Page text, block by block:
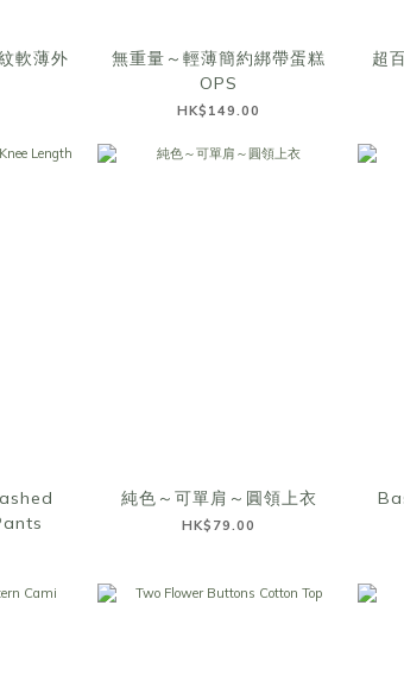
軟薄外
無重量～輕薄簡約綁帶蛋糕
OPS
HK$149.00
超
純色～可單肩～圓領上衣
HK$79.00